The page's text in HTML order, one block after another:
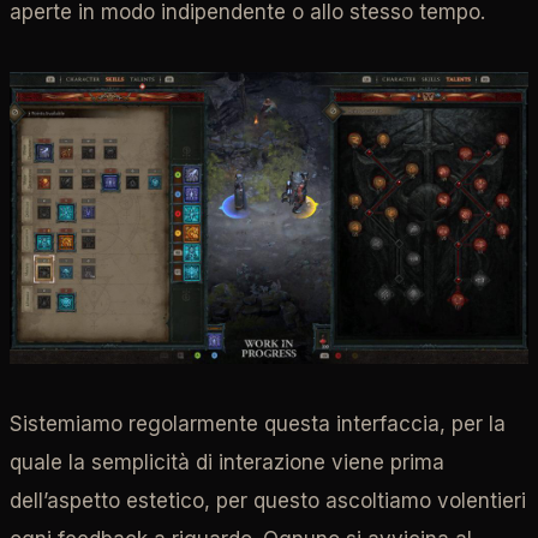
aperte in modo indipendente o allo stesso tempo.
Sistemiamo regolarmente questa interfaccia, per la
quale la semplicità di interazione viene prima
dell’aspetto estetico, per questo ascoltiamo volentieri